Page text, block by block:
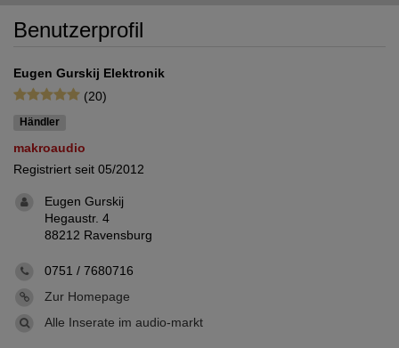
Benutzerprofil
Eugen Gurskij Elektronik
(20)
Händler
makroaudio
Registriert seit 05/2012
Eugen Gurskij
Hegaustr. 4
88212 Ravensburg
0751 / 7680716
Zur Homepage
Alle Inserate im audio-markt